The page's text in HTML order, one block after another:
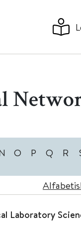
O P Q R
Laboratory